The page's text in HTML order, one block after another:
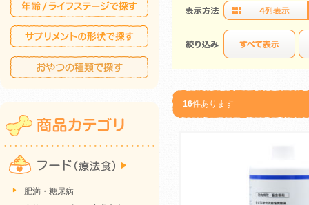
16件あります
肥満・糖尿病